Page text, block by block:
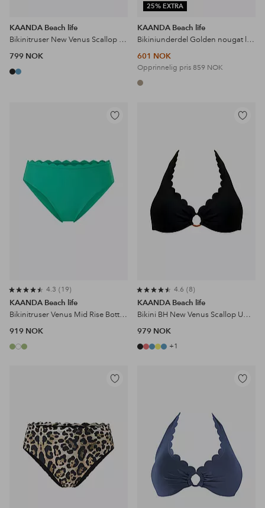
KAANDA Beach life
Bikinitruser New Venus Scallop Tie Side Bottom
799 NOK
25% EXTRA
KAANDA Beach life
Bikiniunderdel Golden nougat latin adjust side bottom
601 NOK
Opprinnelig pris 859 NOK
Legg
4.3 19
KAANDA Beach life
Bikinitruser Venus Mid Rise Bottom
919 NOK
Legg
4.6 8
KAANDA Beach life
Bikini BH New Venus Scallop UW Halter Top
979 NOK
+1
Legg
Legg